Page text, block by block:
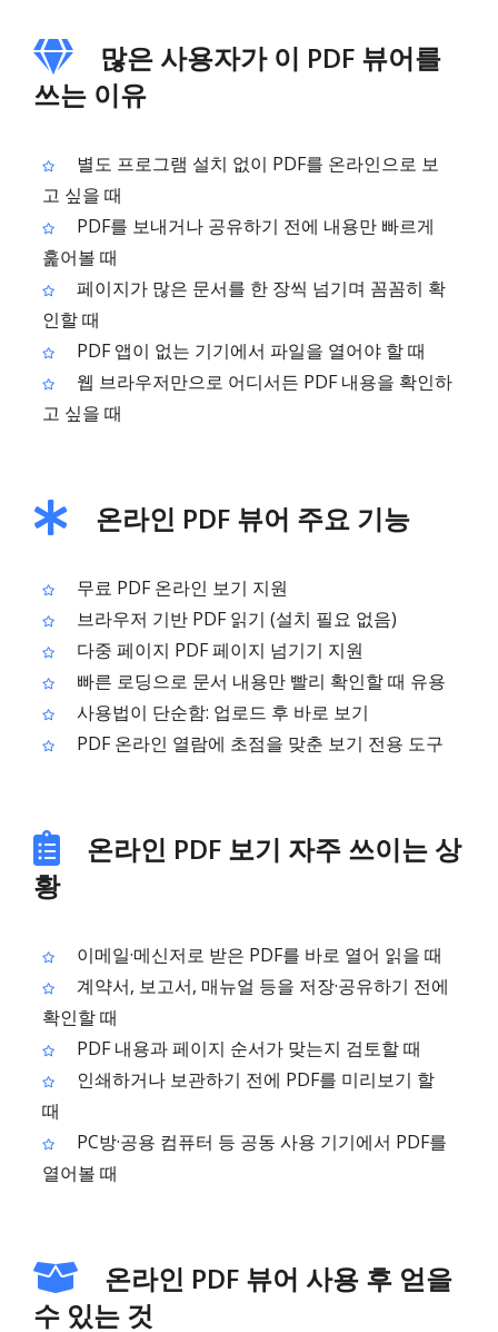
많은 사용자가 이 PDF 뷰어를
쓰는 이유
별도 프로그램 설치 없이 PDF를 온라인으로 보
고 싶을 때
PDF를 보내거나 공유하기 전에 내용만 빠르게
훑어볼 때
페이지가 많은 문서를 한 장씩 넘기며 꼼꼼히 확
인할 때
PDF 앱이 없는 기기에서 파일을 열어야 할 때
웹 브라우저만으로 어디서든 PDF 내용을 확인하
고 싶을 때
온라인 PDF 뷰어 주요 기능
무료 PDF 온라인 보기 지원
브라우저 기반 PDF 읽기 (설치 필요 없음)
다중 페이지 PDF 페이지 넘기기 지원
빠른 로딩으로 문서 내용만 빨리 확인할 때 유용
사용법이 단순함: 업로드 후 바로 보기
PDF 온라인 열람에 초점을 맞춘 보기 전용 도구
온라인 PDF 보기 자주 쓰이는 상
황
이메일·메신저로 받은 PDF를 바로 열어 읽을 때
계약서, 보고서, 매뉴얼 등을 저장·공유하기 전에
확인할 때
PDF 내용과 페이지 순서가 맞는지 검토할 때
인쇄하거나 보관하기 전에 PDF를 미리보기 할
때
PC방·공용 컴퓨터 등 공동 사용 기기에서 PDF를
열어볼 때
온라인 PDF 뷰어 사용 후 얻을
수 있는 것